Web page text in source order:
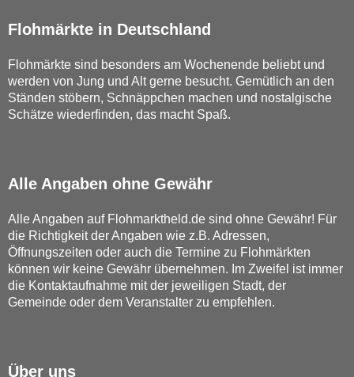
Flohmärkte in Deutschland
Flohmärkte sind besonders am Wochenende beliebt und
werden von Jung und Alt gerne besucht. Gemütlich an den
Ständen stöbern, Schnäppchen machen und nostalgische
Schätze wiederfinden, das macht Spaß.
Alle Angaben ohne Gewähr
Alle Angaben auf Flohmarktheld.de sind ohne Gewähr! Für
die Richtigkeit der Angaben wie z.B. Adressen,
Öffnungszeiten oder auch die Termine zu Flohmärkten
können wir keine Gewähr übernehmen. Im Zweifel ist immer
die Kontaktaufnahme mit der jeweiligen Stadt, der
Gemeinde oder dem Veranstalter zu empfehlen.
Über uns